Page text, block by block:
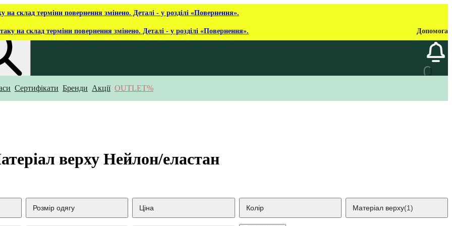
на склад терміни повернення змінено. Деталі - у розділі «Повернення».
на склад терміни повернення змінено. Деталі - у розділі «Повернення». Допомога
Сертифікати Бренди Акції OUTLET%
верху Нейлон/еластан
Розмір одягу Ціна Колір Матеріал верху(1)